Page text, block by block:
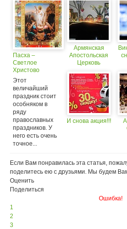
Пасха –
Светлое
Христово
Воскресение.
Стихи о Пасхе
русских поэтов
Этот
величайший
праздник стоит
особняком в
ряду
православных
праздников. У
него есть очень
точное...
Армянская
Апостольская
Церковь
отмечает
праздник Пасхи
- - Светлое
Христово
Воскресение.
И снова акция!!!
Если Вам понравилась эта статья,
поделитесь ею с друзьями. Мы будем
Оценить
Поделиться
Ошибка!
1
2
3